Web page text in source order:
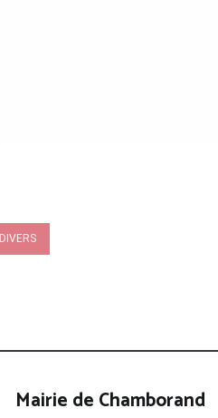
DIVERS
Mairie de Chamborand